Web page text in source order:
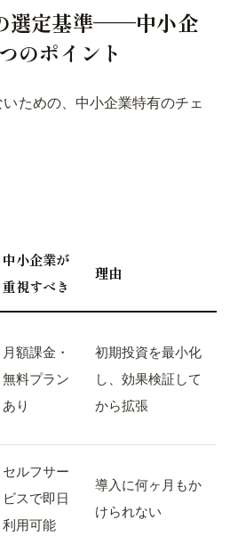
選定基準——中小企
のポイント
ための、中小企業特有のチェ
中小企業が
重視すべき
理由
月額課金・
無料プラン
あり
初期投資を最小化
し、効果検証して
から拡張
セルフサー
ビスで即日
利用可能
導入に何ヶ月もか
けられない